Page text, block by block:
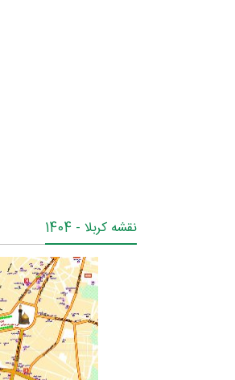
نقشه کربلا - 1404